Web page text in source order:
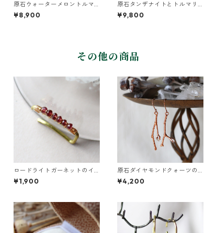
原石ウォーターメロントルマ
リンとパールのピアス
¥8,900
原石タンザナイトとトルマリ
ンとクレマチスの葉ピアス
¥9,800
その他の商品
ロードライトガーネットのイ
ヤーカフ（インダストリアル
風）
¥1,900
原石ダイヤモンドクォーツの
小枝ピアス
¥4,200